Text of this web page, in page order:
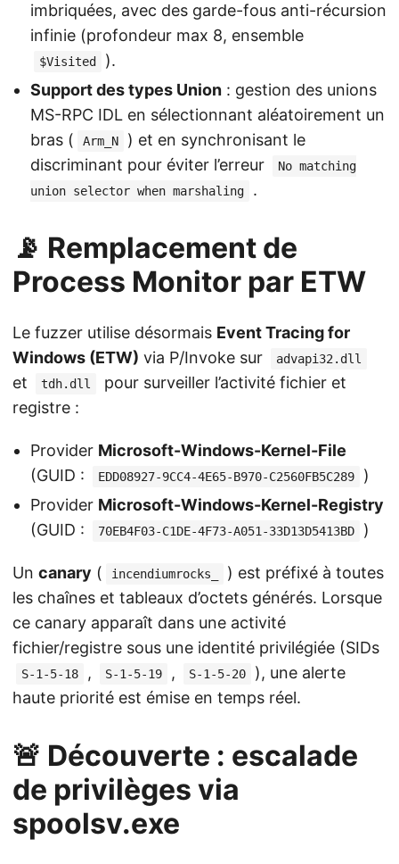
imbriquées, avec des garde-fous anti-récursion
infinie (profondeur max 8, ensemble
$Visited
).
Support des types Union : gestion des unions
MS-RPC IDL en sélectionnant aléatoirement un
bras (
Arm_N
) et en synchronisant le
discriminant pour éviter l’erreur
No matching
union selector when marshaling
.
📡 Remplacement de
Process Monitor par ETW
Le fuzzer utilise désormais Event Tracing for
Windows (ETW) via P/Invoke sur advapi32.dll
et tdh.dll
pour surveiller l’activité fichier et
registre :
Provider Microsoft-Windows-Kernel-File
(GUID :
EDD08927-9CC4-4E65-B970-C2560FB5C289
)
Provider Microsoft-Windows-Kernel-Registry
(GUID :
70EB4F03-C1DE-4F73-A051-33D13D5413BD )
Un canary ( incendiumrocks_
) est préfixé à toutes
les chaînes et tableaux d’octets générés. Lorsque
ce canary apparaît dans une activité
fichier/registre sous une identité privilégiée (SIDs
S-1-5-18 , S-1-5-19 , S-1-5-20
), une alerte
haute priorité est émise en temps réel.
🚨 Découverte : escalade
de privilèges via
spoolsv.exe